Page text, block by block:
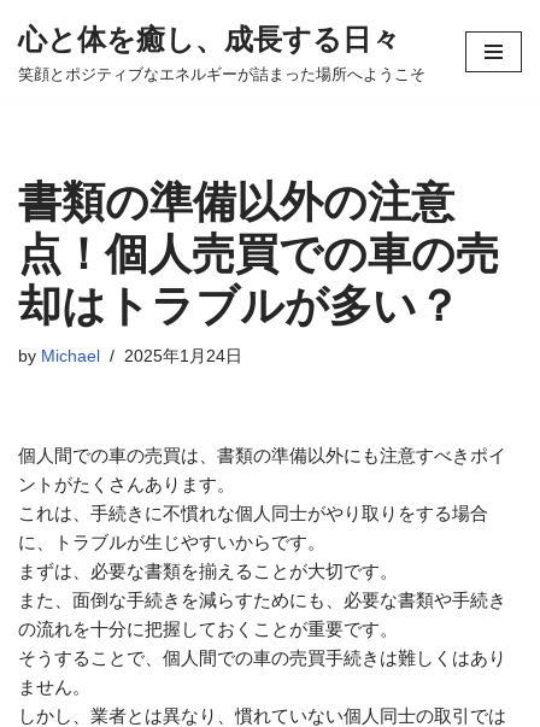
コ
ツ
へ
ス
キ
ッ
プ
心と体を癒し、成長する日々
笑顔とポジティブなエネルギーが詰まった場所へようこそ
書類の準備以外の注意
点！個人売買での車の売
却はトラブルが多い？
by Michael 2025年1月24日
個人間での車の売買は、書類の準備以外にも注意すべきポイ
ントがたくさんあります。
これは、手続きに不慣れな個人同士がやり取りをする場合
に、トラブルが生じやすいからです。
まずは、必要な書類を揃えることが大切です。
また、面倒な手続きを減らすためにも、必要な書類や手続き
の流れを十分に把握しておくことが重要です。
そうすることで、個人間での車の売買手続きは難しくはあり
ません。
しかし、業者とは異なり、慣れていない個人同士の取引では